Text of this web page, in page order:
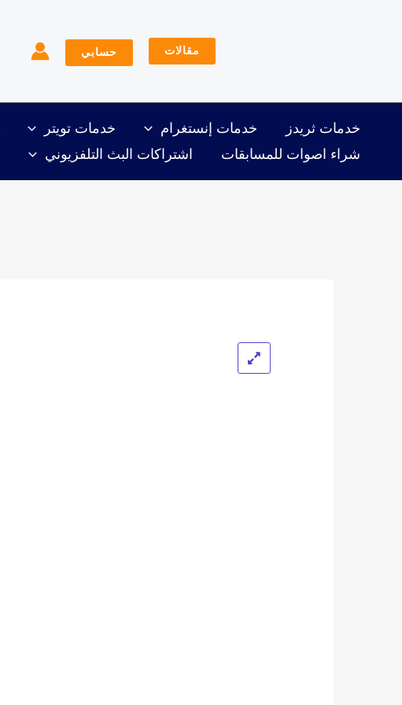
مقالات حسابي
خدمات ثريدز خدمات إنستغرام خدمات تويتر
شراء اصوات للمسابقات
اشتراكات البث التلفزيوني